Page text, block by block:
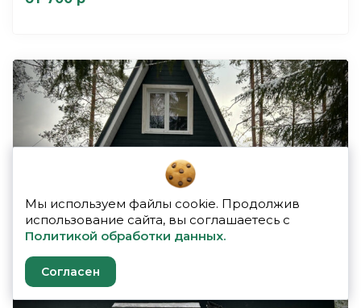
Мы используем файлы cookie. Продолжив
использование сайта, вы соглашаетесь с
Политикой обработки данных.
Согласен